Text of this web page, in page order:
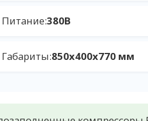
Питание:380В
Габариты:850x400x770 мм